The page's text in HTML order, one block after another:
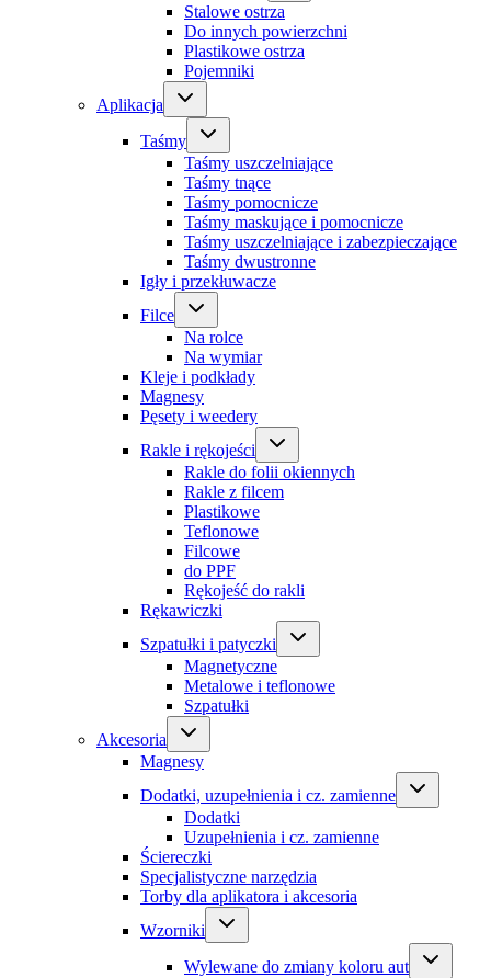
Stalowe ostrza
Do innych powierzchni
Plastikowe ostrza
Pojemniki
Aplikacja
Taśmy
Taśmy uszczelniające
Taśmy tnące
Taśmy pomocnicze
Taśmy maskujące i pomocnicze
Taśmy uszczelniające i zabezpieczające
Taśmy dwustronne
Igły i przekłuwacze
Filce
Na rolce
Na wymiar
Kleje i podkłady
Magnesy
Pęsety i weedery
Rakle i rękojeści
Rakle do folii okiennych
Rakle z filcem
Plastikowe
Teflonowe
Filcowe
do PPF
Rękojeść do rakli
Rękawiczki
Szpatułki i patyczki
Magnetyczne
Metalowe i teflonowe
Szpatułki
Akcesoria
Magnesy
Dodatki, uzupełnienia i cz. zamienne
Dodatki
Uzupełnienia i cz. zamienne
Ściereczki
Specjalistyczne narzędzia
Torby dla aplikatora i akcesoria
Wzorniki
Wylewane do zmiany koloru aut